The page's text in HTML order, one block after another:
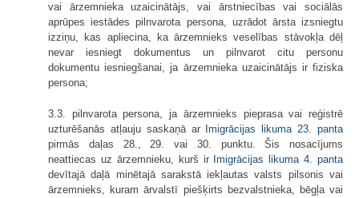
vai ārzemnieka uzaicinātājs, vai ārstniecības vai sociālās
aprūpes iestādes pilnvarota persona, uzrādot ārsta izsniegtu
izziņu, kas apliecina, ka ārzemnieks veselības stāvokļa dēļ
nevar iesniegt dokumentus un pilnvarot citu personu
dokumentu iesniegšanai, ja ārzemnieka uzaicinātājs ir fiziska
persona;
3.3. pilnvarota persona, ja ārzemnieks pieprasa vai reģistrē
uzturēšanās atļauju saskaņā ar
Imigrācijas likuma 23. panta
pirmās daļas 28., 29. vai 30. punktu. Šis nosacījums
neattiecas uz ārzemnieku, kurš ir Imigrācijas likuma 4. panta
devītajā daļā minētajā sarakstā iekļautas valsts pilsonis vai
ārzemnieks, kuram ārvalstī piešķirts bezvalstnieka, bēgļa vai